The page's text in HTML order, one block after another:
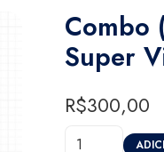
Combo
Super
R$300,00
Combo